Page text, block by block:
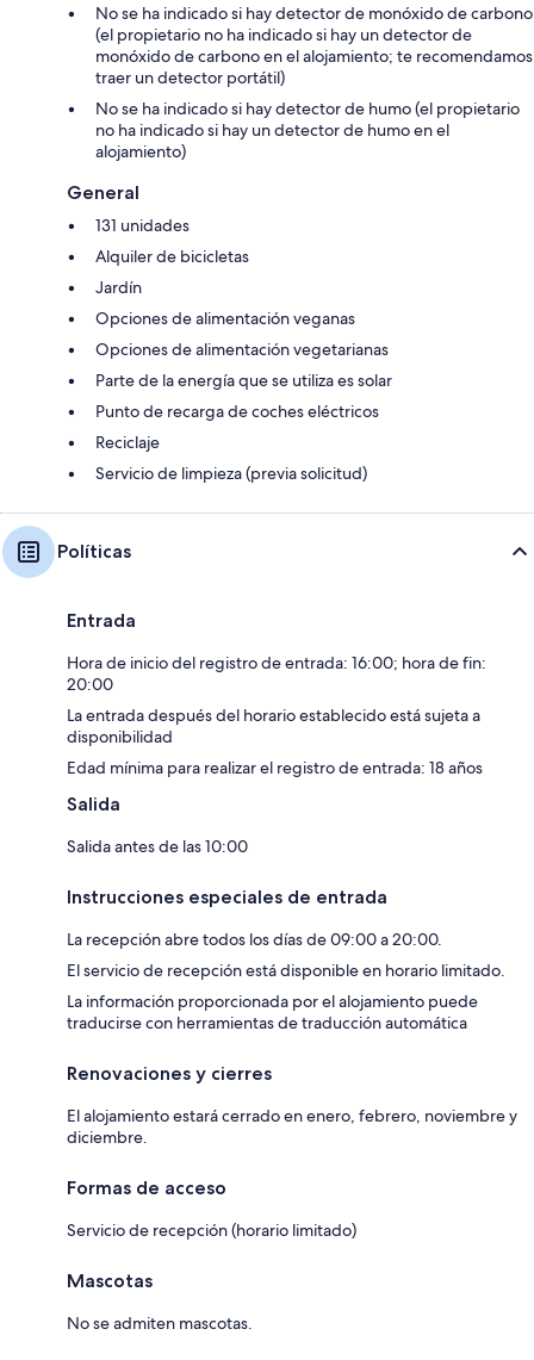
No se ha indicado si hay detector de monóxido de carbono
(el propietario no ha indicado si hay un detector de
monóxido de carbono en el alojamiento; te recomendamos
traer un detector portátil)
No se ha indicado si hay detector de humo (el propietario
no ha indicado si hay un detector de humo en el
alojamiento)
General
131 unidades
Alquiler de bicicletas
Jardín
Opciones de alimentación veganas
Opciones de alimentación vegetarianas
Parte de la energía que se utiliza es solar
Punto de recarga de coches eléctricos
Reciclaje
Servicio de limpieza (previa solicitud)
Políticas
Entrada
Hora de inicio del registro de entrada: 16:00; hora de fin:
20:00
La entrada después del horario establecido está sujeta a
disponibilidad
Edad mínima para realizar el registro de entrada: 18 años
Salida
Salida antes de las 10:00
Instrucciones especiales de entrada
La recepción abre todos los días de 09:00 a 20:00.
El servicio de recepción está disponible en horario limitado.
La información proporcionada por el alojamiento puede
traducirse con herramientas de traducción automática
Renovaciones y cierres
El alojamiento estará cerrado en enero, febrero, noviembre y
diciembre.
Formas de acceso
Servicio de recepción (horario limitado)
Mascotas
No se admiten mascotas.